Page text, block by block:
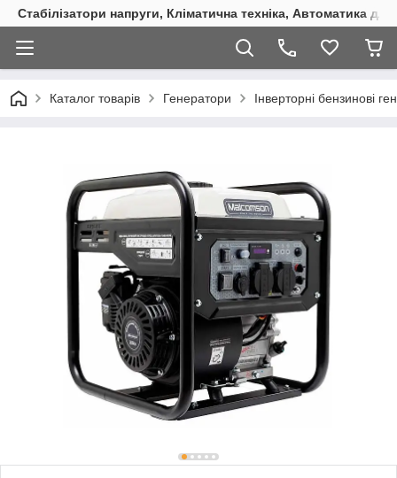
Стабілізатори напруги, Кліматична техніка, Автоматика
Каталог товарів Генератори Інверторні бензинові